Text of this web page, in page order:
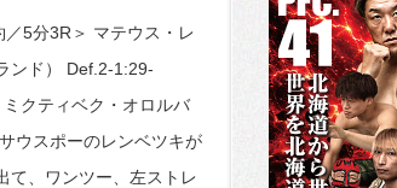
／5分3R＞ マテウス・レ
ンド） Def.2-1:29-
クティベク・オロルバ
ウスポーのレンベツキが
て、ワンツー、左ストレ